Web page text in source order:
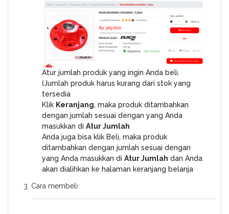
Atur jumlah produk yang ingin Anda beli.
(Jumlah produk harus kurang dari stok yang
tersedia
Klik Keranjang, maka produk ditambahkan
dengan jumlah sesuai dengan yang Anda
masukkan di Atur Jumlah
Anda juga bisa klik Beli, maka produk
ditambahkan dengan jumlah sesuai dengan
yang Anda masukkan di Atur Jumlah dan Anda
akan dialihkan ke halaman keranjang belanja
3. Cara membeli